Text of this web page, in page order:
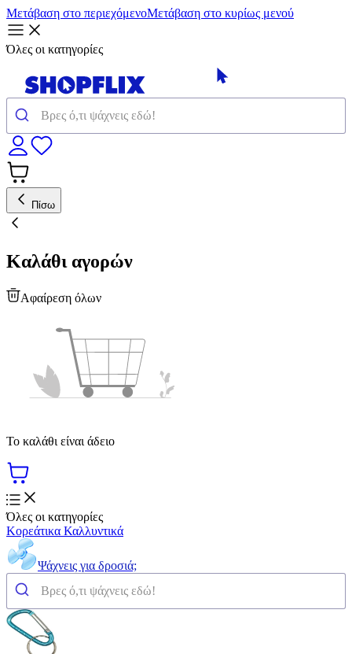
Μετάβαση στο περιεχόμενοΜετάβαση στο κυρίως μενού
Όλες οι κατηγορίες
Πίσω
Καλάθι αγορών
Αφαίρεση όλων
Το καλάθι είναι άδειο
Όλες οι κατηγορίες
Κορεάτικα Καλλυντικά
Ψάχνεις για δροσιά;